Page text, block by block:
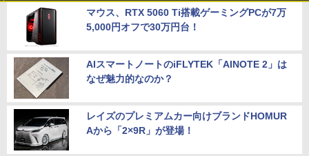
マウス、RTX 5060 Ti搭載ゲーミングPCが7万
5,000円オフで30万円台！
AIスマートノートのiFLYTEK「AINOTE 2」は
なぜ魅力的なのか？
レイズのプレミアムカー向けブランドHOMUR
Aから「2×9R」が登場！